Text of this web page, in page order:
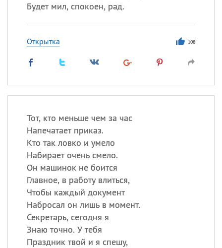
Будет мил, спокоен, рад.
Открытка 108
Тот, кто меньше чем за час
Напечатает приказ.
Кто так ловко и умело
Набирает очень смело.
Он машинок не боится
Главное, в работу влиться,
Чтобы каждый документ
Набросал он лишь в момент.
Секретарь, сегодня я
Знаю точно. У тебя
Праздник твой и я спешу,